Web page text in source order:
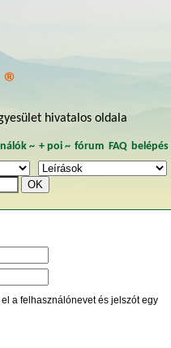
hivatalos oldala
~ + poi~ fórum FAQ belépés
a felhasználónevet és jelszót egy